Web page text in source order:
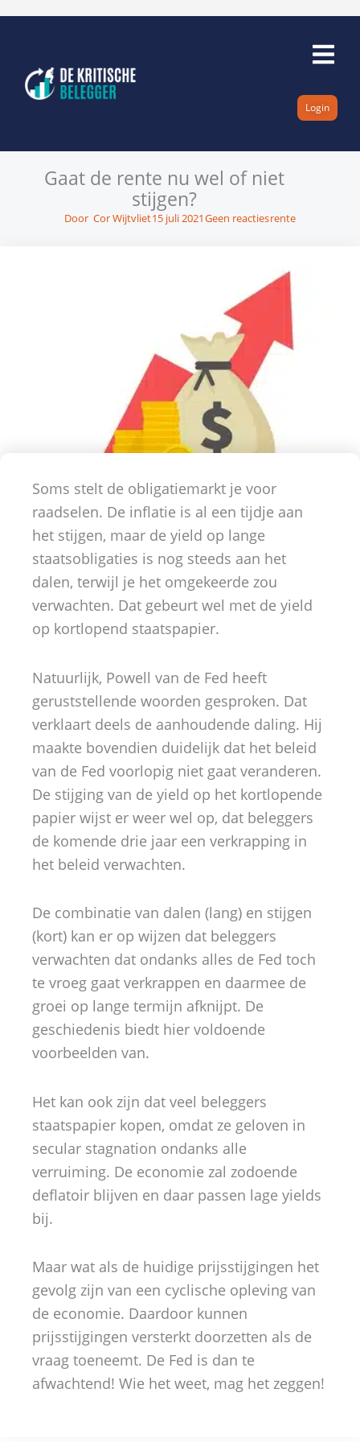
inhoud
Login
Gaat de rente nu wel of niet
stijgen?
Door Cor Wijtvliet15 juli 2021Geen reactiesrente
Soms stelt de obligatiemarkt je voor
raadselen. De inflatie is al een tijdje aan
het stijgen, maar de yield op lange
staatsobligaties is nog steeds aan het
dalen, terwijl je het omgekeerde zou
verwachten. Dat gebeurt wel met de yield
op kortlopend staatspapier.
Natuurlijk, Powell van de Fed heeft
geruststellende woorden gesproken. Dat
verklaart deels de aanhoudende daling. Hij
maakte bovendien duidelijk dat het beleid
van de Fed voorlopig niet gaat veranderen.
De stijging van de yield op het kortlopende
papier wijst er weer wel op, dat beleggers
de komende drie jaar een verkrapping in
het beleid verwachten.
De combinatie van dalen (lang) en stijgen
(kort) kan er op wijzen dat beleggers
verwachten dat ondanks alles de Fed toch
te vroeg gaat verkrappen en daarmee de
groei op lange termijn afknijpt. De
geschiedenis biedt hier voldoende
voorbeelden van.
Het kan ook zijn dat veel beleggers
staatspapier kopen, omdat ze geloven in
secular stagnation ondanks alle
verruiming. De economie zal zodoende
deflatoir blijven en daar passen lage yields
bij.
Maar wat als de huidige prijsstijgingen het
gevolg zijn van een cyclische opleving van
de economie. Daardoor kunnen
prijsstijgingen versterkt doorzetten als de
vraag toeneemt. De Fed is dan te
afwachtend! Wie het weet, mag het zeggen!